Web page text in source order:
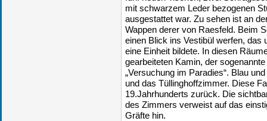
mit schwarzem Leder bezogenen
ausgestattet war. Zu sehen ist an
Wappen derer von Raesfeld. Beim
einen Blick ins Vestibül werfen,
eine Einheit bildete. In diesen
gearbeiteten Kamin, der
„Versuchung im Paradies“. Blau
und das Tüllinghoffzimmer. Diese
19.Jahrhunderts zurück. Die
des Zimmers verweist auf das
Gräfte hin.